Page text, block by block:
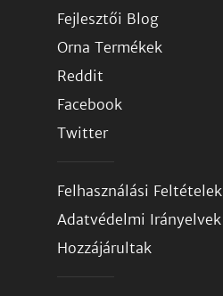
Fejlesztői Blog
Orna Termékek
Reddit
Facebook
Twitter
Felhasználási Feltételek
Adatvédelmi Irányelvek
Hozzájárultak